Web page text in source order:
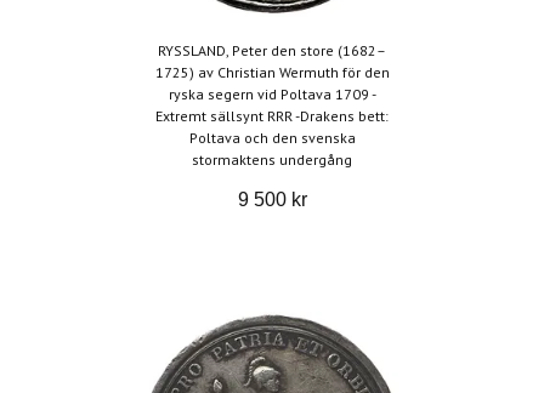
RYSSLAND, Peter den store (1682–
1725) av Christian Wermuth för den
ryska segern vid Poltava 1709 -
Extremt sällsynt RRR -Drakens bett:
Poltava och den svenska
stormaktens undergång
9 500 kr